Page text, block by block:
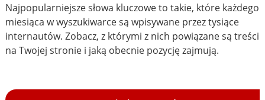
Najpopularniejsze słowa kluczowe to takie, które każdego
miesiąca w wyszukiwarce są wpisywane przez tysiące
internautów. Zobacz, z którymi z nich powiązane są treści
na Twojej stronie i jaką obecnie pozycję zajmują.